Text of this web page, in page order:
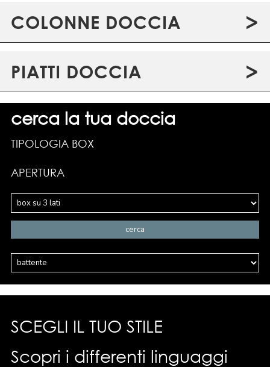
COLONNE DOCCIA >
PIATTI DOCCIA >
cerca la tua doccia
TIPOLOGIA BOX
APERTURA
SCEGLI IL TUO STILE
Scopri i differenti linguaggi